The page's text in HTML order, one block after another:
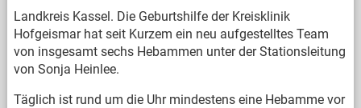
Landkreis Kassel. Die Geburtshilfe der Kreisklinik
Hofgeismar hat seit Kurzem ein neu aufgestelltes Team
von insgesamt sechs Hebammen unter der Stationsleitung
von Sonja Heinlee.
Täglich ist rund um die Uhr mindestens eine Hebamme vor